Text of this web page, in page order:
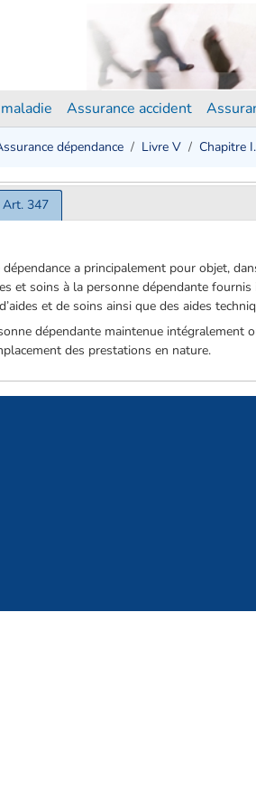
Assurance accident
dépendance Livre V Chapitre
Art. 347
dépendance a principalement pour objet,
et soins à la personne dépendante
et de soins ainsi que des aides
dépendante maintenue intégralement
des prestations en nature.